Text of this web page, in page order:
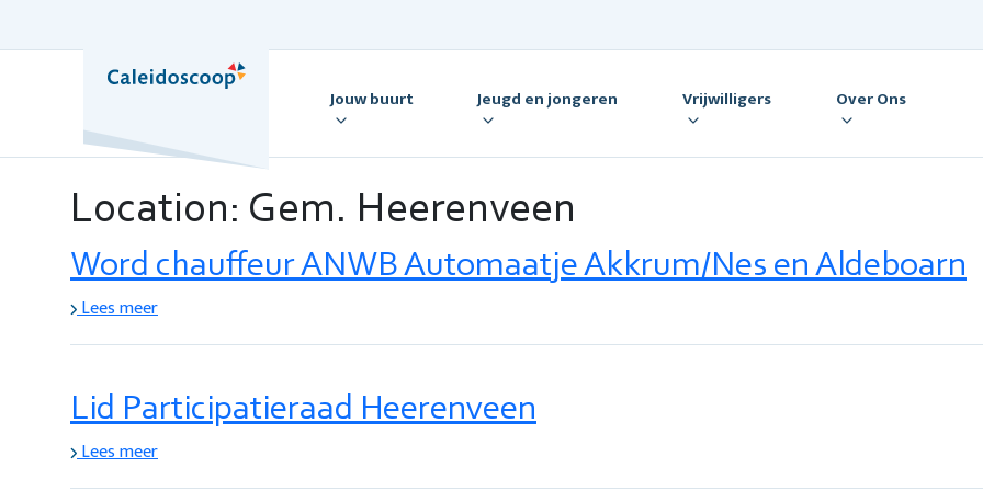
content
Jouw buurt Jeugd en jongeren Vrijwilligers Over Ons
Location: Gem. Heerenveen
Word chauffeur ANWB Automaatje Akkrum/Nes en Aldeboarn
Lees meer
Lid Participatieraad Heerenveen
Lees meer